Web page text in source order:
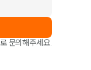
로 문의해주세요.